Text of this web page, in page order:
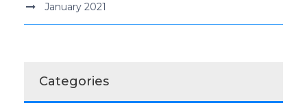
January 2021
Categories